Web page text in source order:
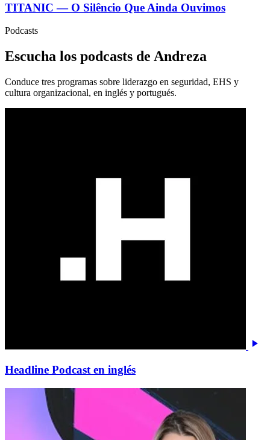
TITANIC — O Silêncio Que Ainda Ouvimos
Podcasts
Escucha los podcasts de Andreza
Conduce tres programas sobre liderazgo en seguridad, EHS y
cultura organizacional, en inglés y portugués.
Headline Podcast en inglés